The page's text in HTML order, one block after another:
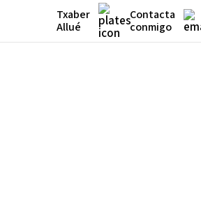
Txaber
Allué
Contacta
conmigo